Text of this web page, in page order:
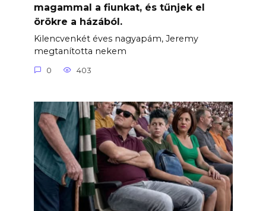
magammal a fiunkat, és tűnjek el
örökre a házából.
Kilencvenkét éves nagyapám, Jeremy
megtanította nekem
0 403